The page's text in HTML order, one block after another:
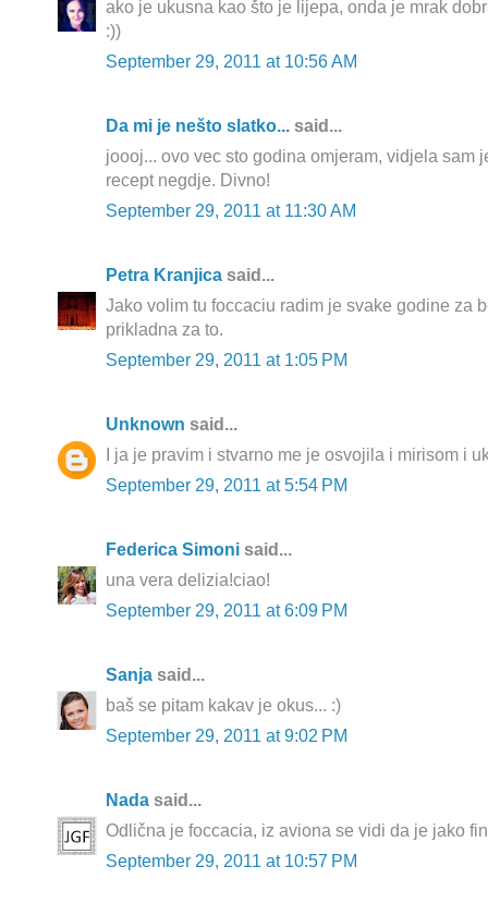
ako je ukusna kao što je lijepa, onda je mrak
:))
September 29, 2011 at 10:56 AM
Da mi je nešto slatko... said...
joooj... ovo vec sto godina omjeram, vidjela sam
recept negdje. Divno!
September 29, 2011 at 11:30 AM
Petra Kranjica said...
Jako volim tu foccaciu radim je svake godine za
prikladna za to.
September 29, 2011 at 1:05 PM
Unknown said...
I ja je pravim i stvarno me je osvojila i mirisom i
September 29, 2011 at 5:54 PM
Federica Simoni said...
una vera delizia!ciao!
September 29, 2011 at 6:09 PM
Sanja said...
baš se pitam kakav je okus... :)
September 29, 2011 at 9:02 PM
Nada said...
Odlična je foccacia, iz aviona se vidi da je jako
September 29, 2011 at 10:57 PM